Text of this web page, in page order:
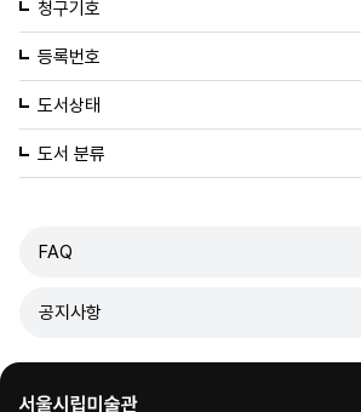
청구기호
등록번호
도서상태
도서 분류
FAQ
공지사항